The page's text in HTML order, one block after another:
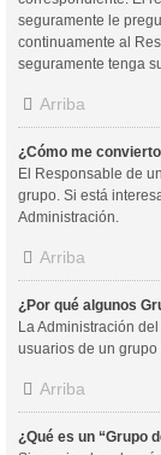
seguramente le
continuamente al
seguramente tenga
Arriba
¿Cómo me
El Responsable de
grupo. Si está
Administración.
Arriba
¿Por qué algunos
La Administración
usuarios de un
Arriba
¿Qué es un “Grupo